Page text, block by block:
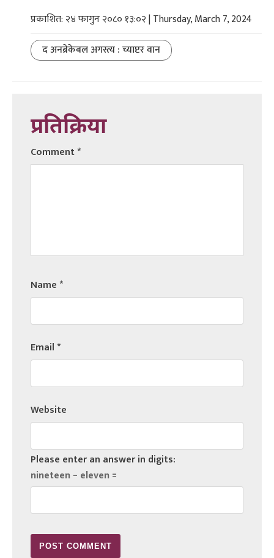
प्रकाशित: २४ फागुन २०८० १३:०२ | Thursday, March 7, 2024
द अनब्रेकेबल अगस्त्य : च्याप्टर वान
प्रतिक्रिया
Comment*
Name*
Email*
Website
Please enter an answer in digits:
nineteen − eleven =